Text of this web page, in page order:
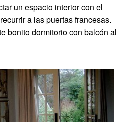
un espacio interior con el
a las puertas francesas.
bonito dormitorio con balcón al